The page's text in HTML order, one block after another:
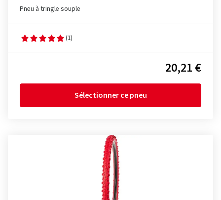
Pneu à tringle souple
(1)
20,21 €
Sélectionner ce pneu